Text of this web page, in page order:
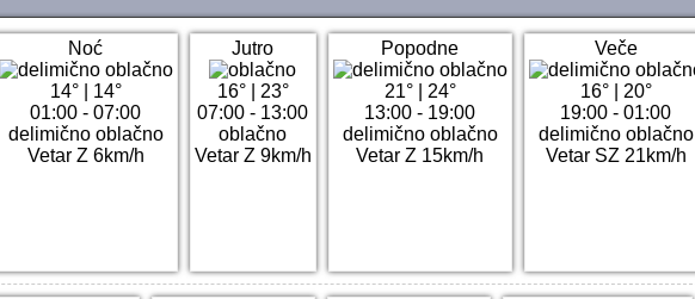
Noć
14°| 14°
01:00 - 07:00
delimično oblačno
Vetar Z 6km/h
Jutro
16°| 23°
07:00 - 13:00
oblačno
Vetar Z 9km/h
Popodne
21°| 24°
13:00 - 19:00
delimično oblačno
Vetar Z 15km/h
Veče
16°| 20°
19:00 - 01:00
delimično oblačno
Vetar SZ 21km/h